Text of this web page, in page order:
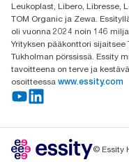
Leukoplast, Libero, Libresse,
TOM Organic ja Zewa.
oli vuonna 2024 noin 146
Yrityksen pääkonttori sijaitsee
Tukholman pörssissä. Essity
tavoitteena on terve ja
osoitteessa www.essity.com
© Essity